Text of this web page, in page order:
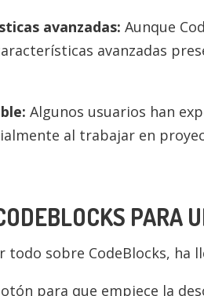
avanzadas: Aunque
avanzadas
Algunos usuarios han
al trabajar en
PARA
todo sobre CodeBlocks, ha
para que empiece la